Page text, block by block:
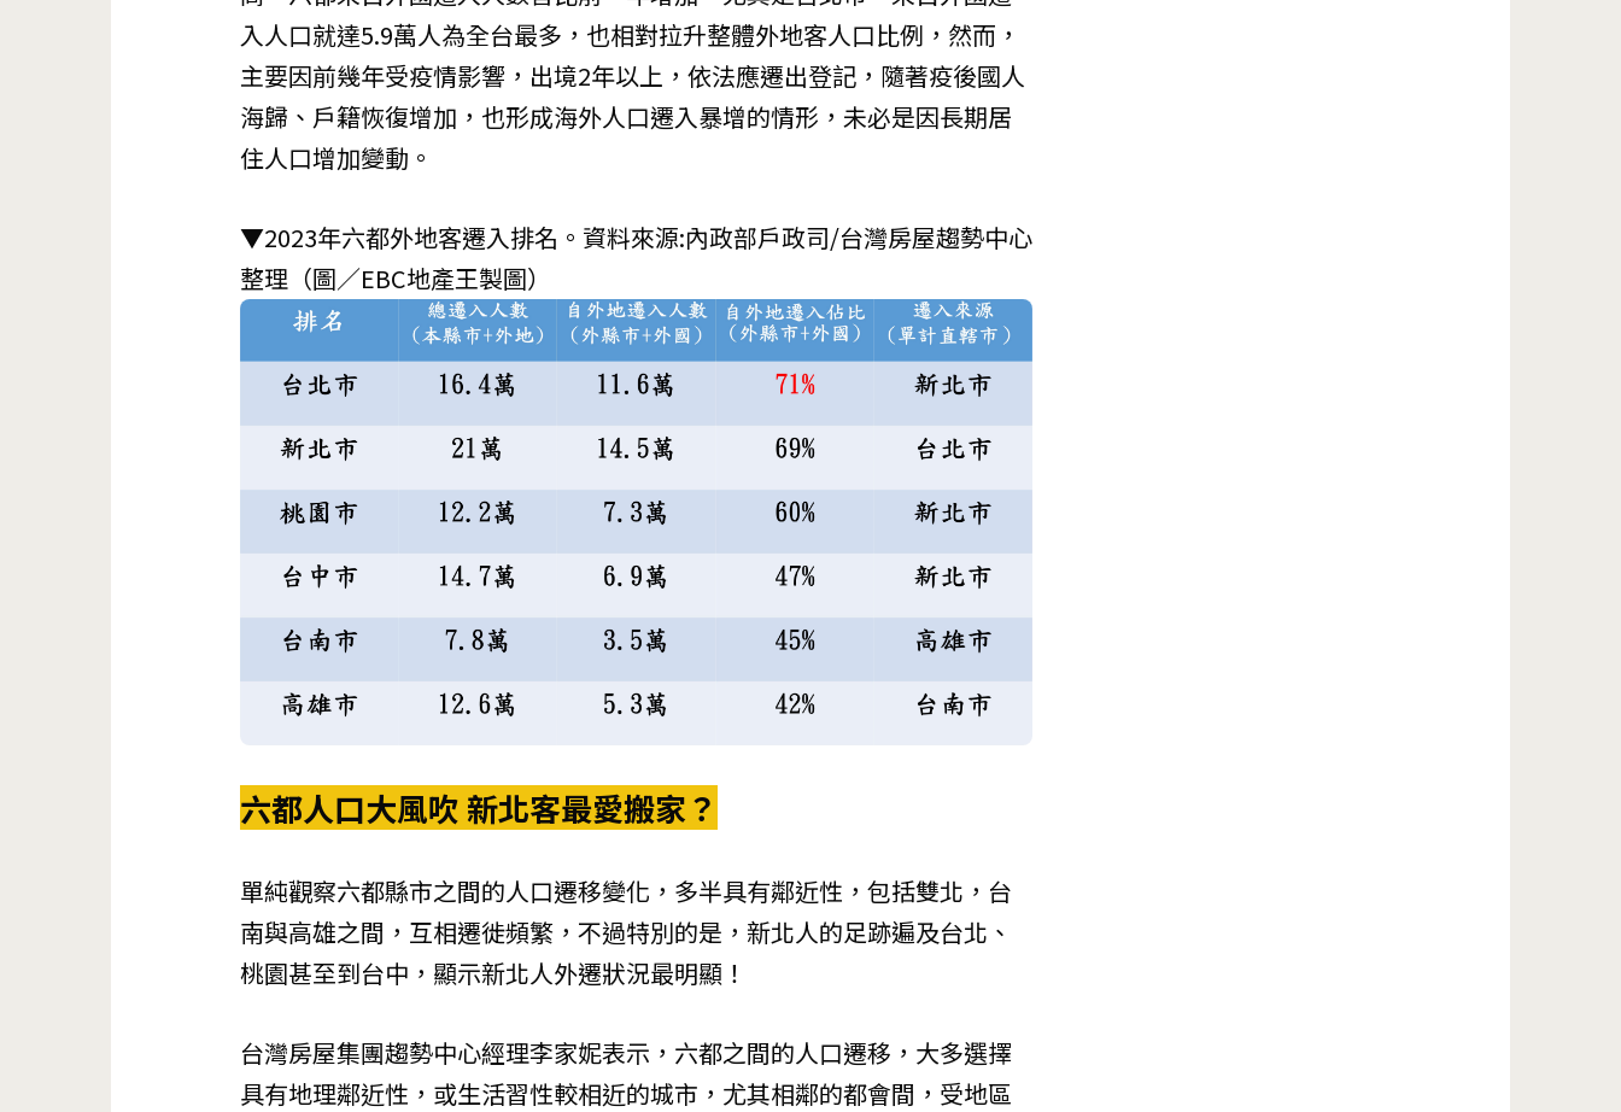
入人口就達5.9萬人為全台最多，也相對拉升整體外地客人口比例，然而，
主要因前幾年受疫情影響，出境2年以上，依法應遷出登記，隨著疫後國人
海歸、戶籍恢復增加，也形成海外人口遷入暴增的情形，未必是因長期居
住人口增加變動。
▼2023年六都外地客遷入排名。資料來源:內政部戶政司/台灣房屋趨勢中心
整理（圖／EBC地產王製圖）
六都人口大風吹 新北客最愛搬家？
單純觀察六都縣市之間的人口遷移變化，多半具有鄰近性，包括雙北，台
南與高雄之間，互相遷徙頻繁，不過特別的是，新北人的足跡遍及台北、
桃園甚至到台中，顯示新北人外遷狀況最明顯！
台灣房屋集團趨勢中心經理李家妮表示，六都之間的人口遷移，大多選擇
具有地理鄰近性，或生活習性較相近的城市，尤其相鄰的都會間，受地區